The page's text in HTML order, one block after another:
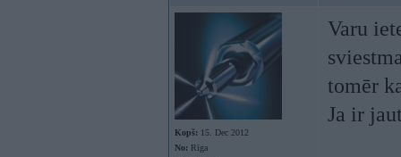
Kopš: 15. Dec 2012
No: Rīga
Varu
tomēr
Ja ir